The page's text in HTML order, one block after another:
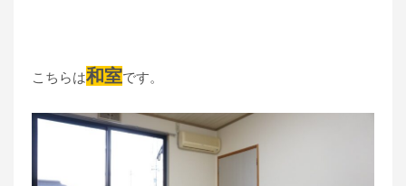
こちらは和室です。